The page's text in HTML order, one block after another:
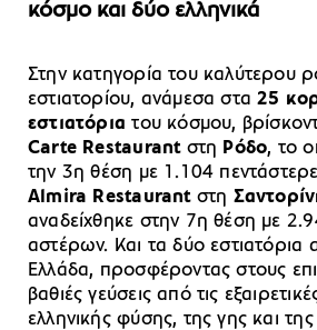
κόσμο και δύο ελληνικά
Στην κατηγορία του καλύτερου
εστιατορίου, ανάμεσα στα25
εστιατόρια του κόσμου,
Carte Restaurantστη Ρόδο, το
την 3η θέση με 1.104
Almira Restaurantστη
αναδείχθηκε στην 7η θέση με
αστέρων. Και τα δύο εστιατόρια
Ελλάδα, προσφέροντας στους
βαθιές γεύσεις από τις
ελληνικής φύσης, της γης και